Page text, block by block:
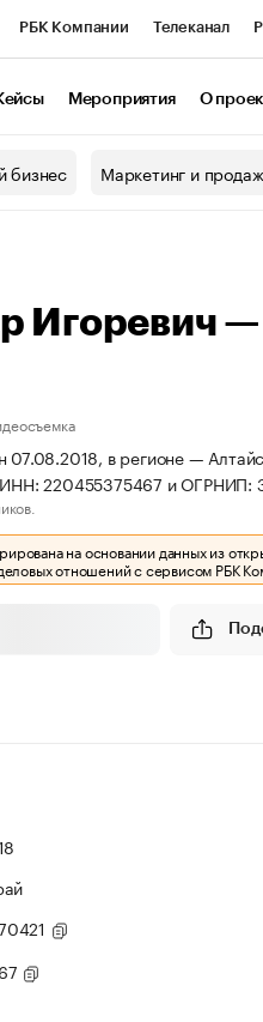
РБК Компании Телеканал
Мероприятия О
бизнес Маркетинг и
Игоревич
в регионе —
220455375467 и ОГРНИП:
на основании данных из
отношений с сервисом РБК